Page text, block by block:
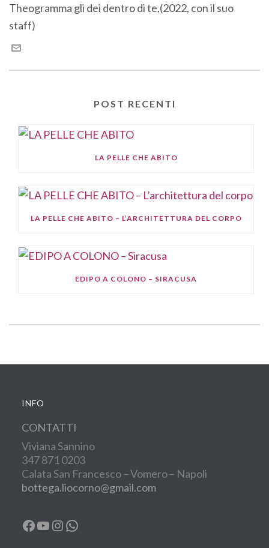
Theogramma gli dei dentro di te,(2022, con il suo
staff)
POST RECENTI
LA PELLE CHE ABITO
LA PELLE CHE ABITO – L’ARCHITETTURA DEL CORPO
EDIPO A COLONO – SIRACUSA
INFO
CONTATTI
Viviana Sannino
347 871 0203
Calata San Francesco – Vomero – Napoli
bottega.liocorno@gmail.com
Facebook
YouTube
Instagram
WhatsApp